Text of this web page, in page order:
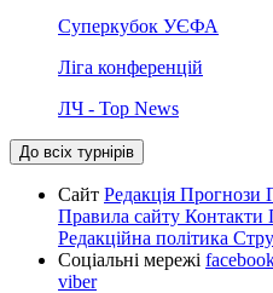
Суперкубок УЄФА
Ліга конференцій
ЛЧ - Top News
До всіх турнірів
Сайт Редакція Прогнози
Правила сайту Контакти
Редакційна політика
Соціальні мережі
viber